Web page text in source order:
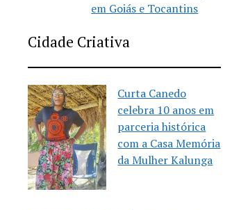
em Goiás e Tocantins
Cidade Criativa
Curta Canedo
celebra 10 anos em
parceria histórica
com a Casa Memória
da Mulher Kalunga